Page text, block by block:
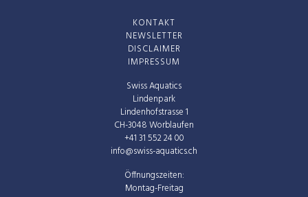
Swiss Aquatics
Lindenpark
Lindenhofstrasse 1
CH-3048 Worblaufen
+41 31 552 24 00
info@swiss-aquatics.ch
Öffnungszeiten:
Montag-Freitag
KONTAKT
NEWSLETTER
DISCLAIMER
IMPRESSUM